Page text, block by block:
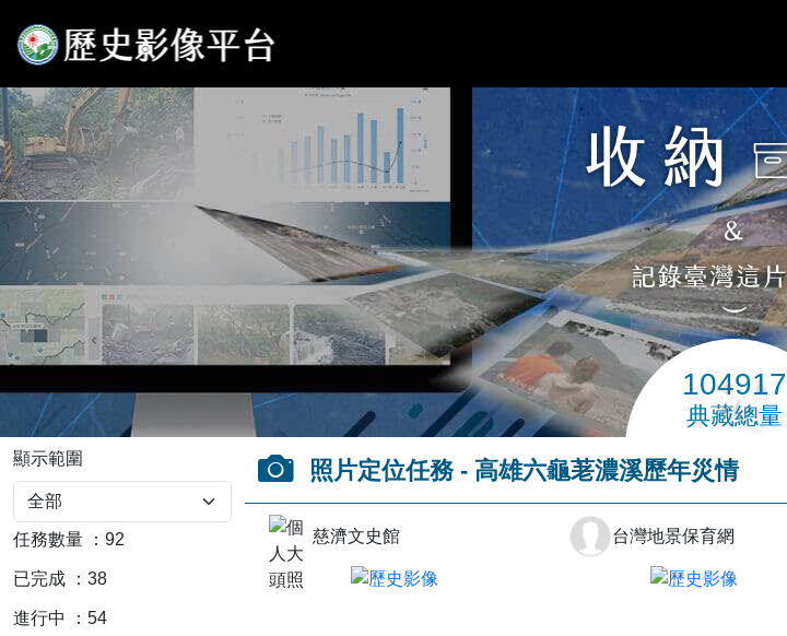
104917
典藏總量
顯示範圍
任務數量 ： 92
已完成 ： 38
進行中 ： 54
照片定位任務 - 高雄六龜荖濃溪歷年災情
慈濟文史館 台灣地景保育網